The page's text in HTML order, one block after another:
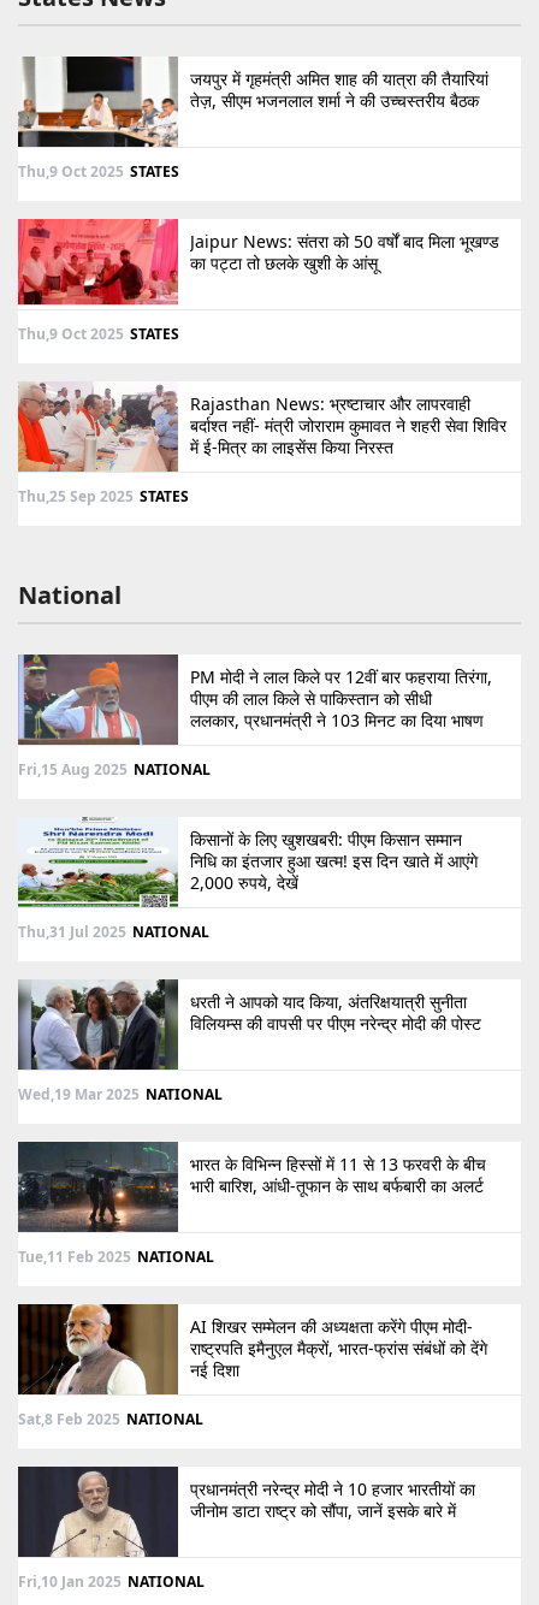
जयपुर में गृहमंत्री अमित शाह की यात्रा की तैयारियां
तेज़, सीएम भजनलाल शर्मा ने की उच्चस्तरीय बैठक
Thu,9 Oct 2025 STATES
Jaipur News: संतरा को 50 वर्षों बाद मिला भूखण्ड
का पट्टा तो छलके खुशी के आंसू
Thu,9 Oct 2025 STATES
Rajasthan News: भ्रष्टाचार और लापरवाही
बर्दाश्त नहीं- मंत्री जोराराम कुमावत ने शहरी सेवा शिविर
में ई-मित्र का लाइसेंस किया निरस्त
Thu,25 Sep 2025 STATES
National
PM मोदी ने लाल किले पर 12वीं बार फहराया तिरंगा,
पीएम की लाल किले से पाकिस्तान को सीधी
ललकार, प्रधानमंत्री ने 103 मिनट का दिया भाषण
Fri,15 Aug 2025 NATIONAL
किसानों के लिए खुशखबरी: पीएम किसान सम्मान
निधि का इंतजार हुआ खत्म! इस दिन खाते में आएंगे
2,000 रुपये, देखें
Thu,31 Jul 2025 NATIONAL
धरती ने आपको याद किया, अंतरिक्षयात्री सुनीता
विलियम्स की वापसी पर पीएम नरेन्द्र मोदी की पोस्ट
Wed,19 Mar 2025 NATIONAL
भारत के विभिन्न हिस्सों में 11 से 13 फरवरी के बीच
भारी बारिश, आंधी-तूफान के साथ बर्फबारी का अलर्ट
Tue,11 Feb 2025 NATIONAL
AI शिखर सम्मेलन की अध्यक्षता करेंगे पीएम मोदी-
राष्ट्रपति इमैनुएल मैक्रों, भारत-फ्रांस संबंधों को देंगे
नई दिशा
Sat,8 Feb 2025 NATIONAL
प्रधानमंत्री नरेन्द्र मोदी ने 10 हजार भारतीयों का
जीनोम डाटा राष्ट्र को सौंपा, जानें इसके बारे में
Fri,10 Jan 2025 NATIONAL